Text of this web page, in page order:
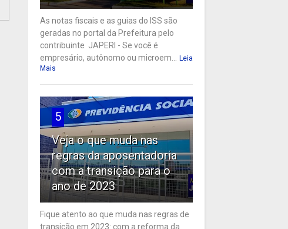
As notas fiscais e as guias do ISS são
geradas no portal da Prefeitura pelo
contribuinte JAPERI - Se você é
empresário, autônomo ou microem...
Leia
Mais
5
Veja o que muda nas
regras da aposentadoria
com a transição para o
ano de 2023
Fique atento ao que muda nas regras de
transição em 2023: com a reforma da